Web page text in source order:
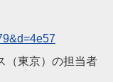
（東京）の担当者